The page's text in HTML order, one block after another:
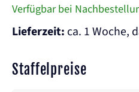
Verfügbar bei
Lieferzeit: ca. 1 Woche,
Staffelpreise